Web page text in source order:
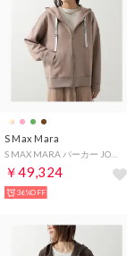
S Max Mara
￥49,324
36%OFF